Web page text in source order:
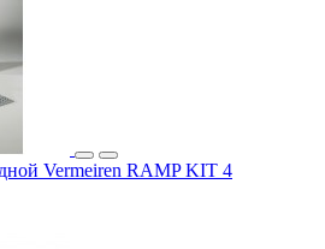
Vermeiren RAMP KIT 4